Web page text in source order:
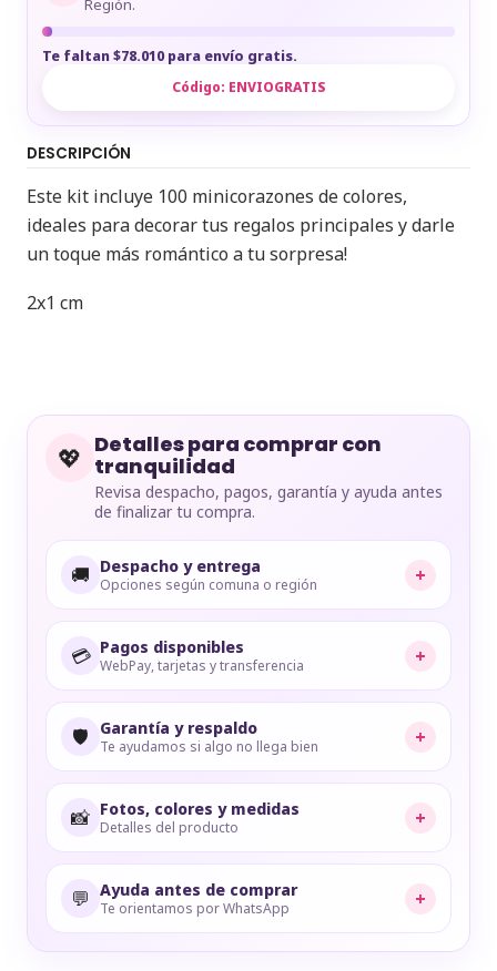
Región.
Te faltan $78.010 para envío gratis.
Código: ENVIOGRATIS
DESCRIPCIÓN
Este kit incluye 100 minicorazones de colores,
ideales para decorar tus regalos principales y darle
un toque más romántico a tu sorpresa!
2x1 cm
💖 Detalles para comprar con
tranquilidad
Revisa despacho, pagos, garantía y ayuda antes
de finalizar tu compra.
🚚 Despacho y entrega
Opciones según comuna o región +
💳 Pagos disponibles
WebPay, tarjetas y transferencia +
🛡️ Garantía y respaldo
Te ayudamos si algo no llega bien +
📸 Fotos, colores y medidas
Detalles del producto +
💬 Ayuda antes de comprar
Te orientamos por WhatsApp +